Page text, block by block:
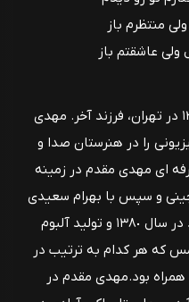
منتظرم باز
عاشقتم باز
مهدى مقدم متولد سوم آبان ۱۳۶۰ در تهران، فرزند آخر. مهدى
را در هنرستان صدا و
اى مهدی مقدم در زمينه
با فریبرز لاچینی و سپس با بهرام سعيدى
و در نهايت توليد آلبوم خونسرد در سال ١٣٨٠ و توليد آلبوم
با پيام شمس كه هر كدام به ترتيب در
شد همراه بود.مهدی مقدم در